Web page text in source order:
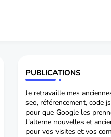
PUBLICATIONS
Je retravaille mes
seo, référencement, code
pour que Google les
J'alterne nouvelles et
pour vos visites et vos